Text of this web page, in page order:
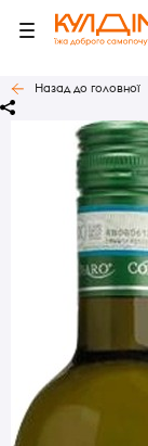
Назад до головної